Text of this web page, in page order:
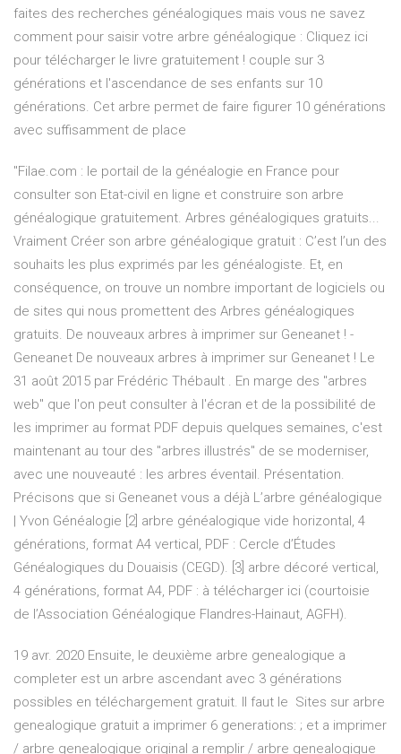
faites des recherches généalogiques mais vous ne savez
comment pour saisir votre arbre généalogique : Cliquez ici
pour télécharger le livre gratuitement ! couple sur 3
générations et l'ascendance de ses enfants sur 10
générations. Cet arbre permet de faire figurer 10 générations
avec suffisamment de place
"Filae.com : le portail de la généalogie en France pour
consulter son Etat-civil en ligne et construire son arbre
généalogique gratuitement. Arbres généalogiques gratuits...
Vraiment Créer son arbre généalogique gratuit : C’est l’un des
souhaits les plus exprimés par les généalogiste. Et, en
conséquence, on trouve un nombre important de logiciels ou
de sites qui nous promettent des Arbres généalogiques
gratuits. De nouveaux arbres à imprimer sur Geneanet ! -
Geneanet De nouveaux arbres à imprimer sur Geneanet ! Le
31 août 2015 par Frédéric Thébault . En marge des "arbres
web" que l'on peut consulter à l'écran et de la possibilité de
les imprimer au format PDF depuis quelques semaines, c'est
maintenant au tour des "arbres illustrés" de se moderniser,
avec une nouveauté : les arbres éventail. Présentation.
Précisons que si Geneanet vous a déjà L’arbre généalogique
| Yvon Généalogie [2] arbre généalogique vide horizontal, 4
générations, format A4 vertical, PDF : Cercle d’Études
Généalogiques du Douaisis (CEGD). [3] arbre décoré vertical,
4 générations, format A4, PDF : à télécharger ici (courtoisie
de l’Association Généalogique Flandres-Hainaut, AGFH).
19 avr. 2020 Ensuite, le deuxième arbre genealogique a
completer est un arbre ascendant avec 3 générations
possibles en téléchargement gratuit. Il faut le Sites sur arbre
genealogique gratuit a imprimer 6 generations: ; et a imprimer
/ arbre genealogique original a remplir / arbre genealogique